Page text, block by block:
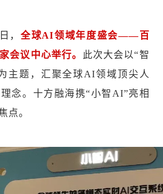
， 全球AI领域年度盛会——百
会议中心举行。
此次大会以“智
主题，汇聚全球AI领域顶尖人
念。十方融海携“小智AI”亮相
点。